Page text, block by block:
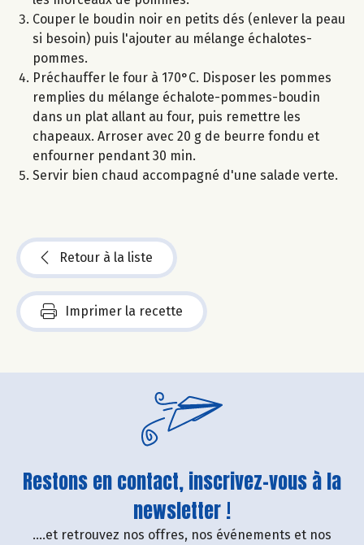
Couper le boudin noir en petits dés (enlever la peau
si besoin) puis l'ajouter au mélange échalotes-
pommes.
Préchauffer le four à 170°C. Disposer les pommes
remplies du mélange échalote-pommes-boudin
dans un plat allant au four, puis remettre les
chapeaux. Arroser avec 20 g de beurre fondu et
enfourner pendant 30 min.
Servir bien chaud accompagné d'une salade verte.
Retour à la liste
Imprimer la recette
Restons en contact, inscrivez-vous à la
newsletter !
....et retrouvez nos offres, nos événements et nos